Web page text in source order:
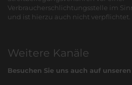
Verbraucherschlichtungsstelle im
und ist hierzu auch nicht verpflichtet.
Weitere Kanäle
Besuchen Sie uns auch auf